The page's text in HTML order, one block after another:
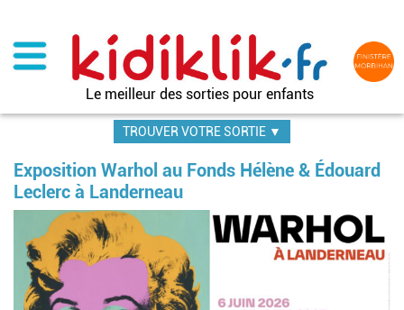
contenu
principal
Le meilleur des sorties pour enfants
TROUVER VOTRE SORTIE ▼
Exposition Warhol au Fonds Hélène & Édouard
Leclerc à Landerneau